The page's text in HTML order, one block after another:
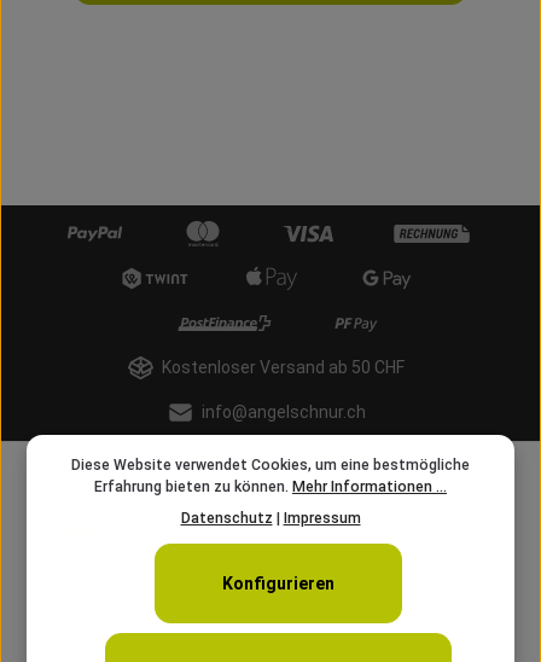
Kostenloser Versand ab 50 CHF
info@angelschnur.ch
Diese Website verwendet Cookies, um eine bestmögliche
Erfahrung bieten zu können. Mehr Informationen ...
Datenschutz
Impressum
Konfigurieren